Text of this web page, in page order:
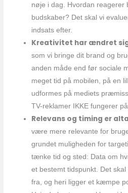
nøje i dag. Hvordan reagerer
budskaber? Det skal vi
indsats efter.
Kreativitet har ændret
som vi bringe dit brand og
anden måde end før sociale
meget tid på mobilen, på en
udformes på mediets
TV-reklamer IKKE fungerer
Relevans og timing er
være mere relevante for
grundet muligheden for
tænke tid og sted: Data om
et bestemt tidspunkt. Det
fra, og heri ligger et kæmpe